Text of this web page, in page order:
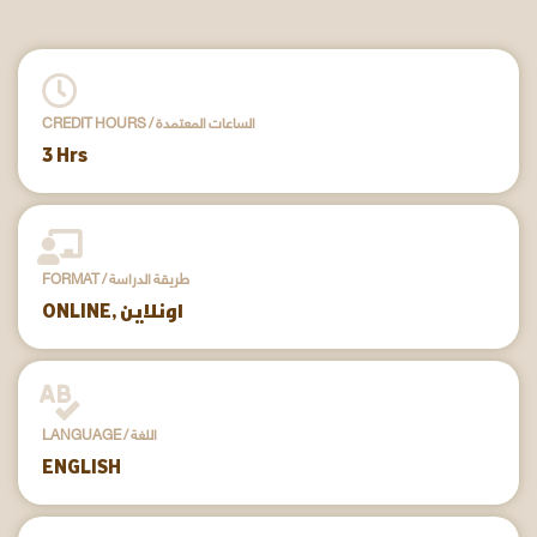
CREDIT HOURS / الساعات المعتمدة
3 Hrs
FORMAT / طريقة الدراسة
ONLINE, اونلاين
LANGUAGE / اللغة
ENGLISH